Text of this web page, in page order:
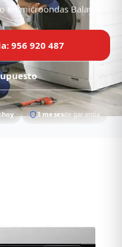
en microondas Balay
956 920 487
hoy 3 mesesde garantía